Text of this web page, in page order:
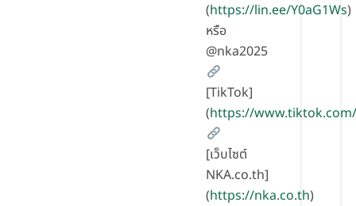
(https://lin.ee/Y0aG1Ws)
หรือ
@nka2025
[TikTok]
(https://
[เว็บไซต์
NKA.co.th]
(https://nka.co.th)